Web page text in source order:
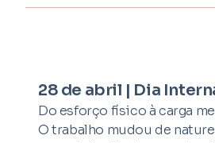
28 de abril | Dia
Do esforço físico à carga
O trabalho mudou de